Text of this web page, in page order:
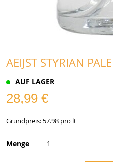
AEIJST STYRIAN
AUF LAGER
28,99 €
Grundpreis: 57.98 pro lt
Menge